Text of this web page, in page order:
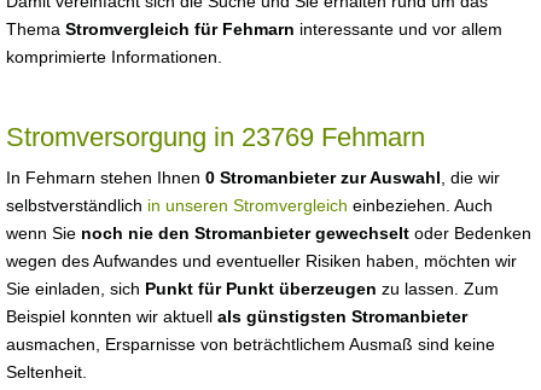
Thema Stromvergleich für Fehmarn interessante und vor allem
komprimierte Informationen.
Stromversorgung in 23769 Fehmarn
In Fehmarn stehen Ihnen 0 Stromanbieter zur Auswahl , die wir
selbstverständlich in unseren Stromvergleich einbeziehen. Auch
wenn Sie noch nie den Stromanbieter gewechselt oder Bedenken
wegen des Aufwandes und eventueller Risiken haben, möchten wir
Sie einladen, sich Punkt für Punkt überzeugen zu lassen. Zum
Beispiel konnten wir aktuell als günstigsten Stromanbieter
ausmachen, Ersparnisse von beträchtlichem Ausmaß sind keine
Seltenheit.